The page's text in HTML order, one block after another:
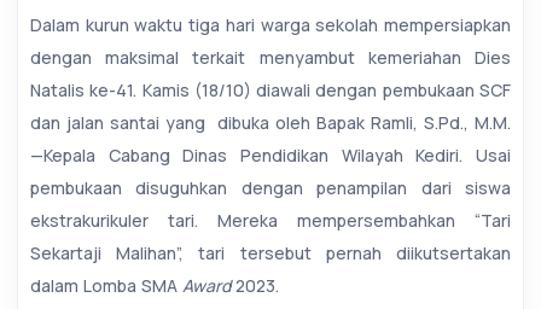
Dalam kurun waktu tiga hari warga sekolah mempersiapkan
dengan maksimal terkait menyambut kemeriahan Dies
Natalis ke-41. Kamis (18/10) diawali dengan pembukaan SCF
dan jalan santai yang dibuka oleh Bapak Ramli, S.Pd., M.M.
—Kepala Cabang Dinas Pendidikan Wilayah Kediri. Usai
pembukaan disuguhkan dengan penampilan dari siswa
ekstrakurikuler tari. Mereka mempersembahkan “Tari
Sekartaji Malihan”, tari tersebut pernah diikutsertakan
dalam Lomba SMA Award2023.